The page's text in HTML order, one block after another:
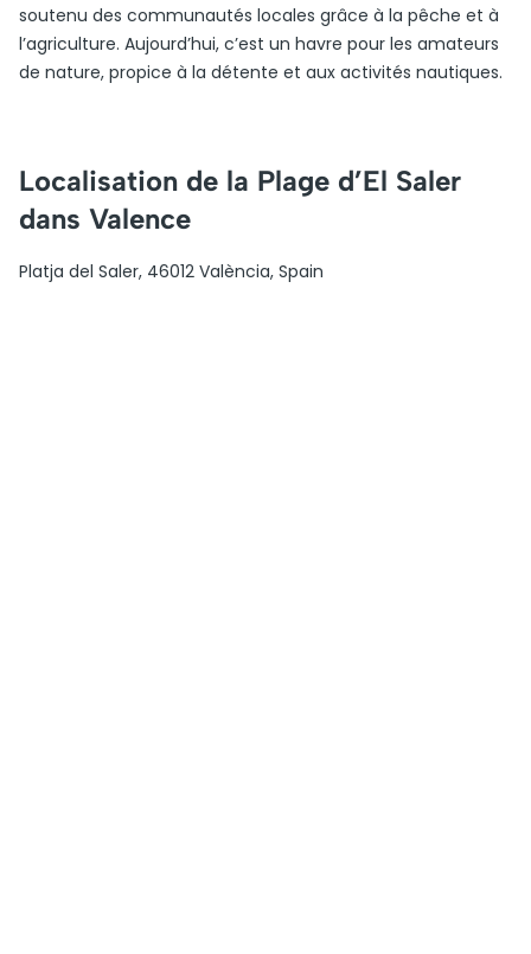
soutenu des communautés locales grâce à la pêche et à
l’agriculture. Aujourd’hui, c’est un havre pour les amateurs
de nature, propice à la détente et aux activités nautiques.
Localisation de la Plage d’El Saler
dans Valence
Platja del Saler, 46012 València, Spain